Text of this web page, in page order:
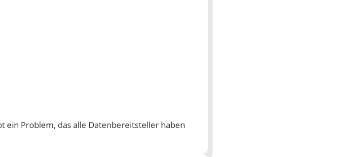
ein Problem, das alle Datenbereitsteller haben